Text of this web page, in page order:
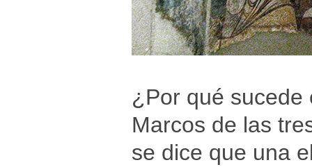
¿Por qué sucede
Marcos de las
se dice que una